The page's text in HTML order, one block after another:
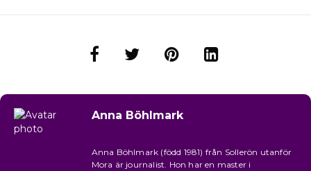
Anna Böhlmark
Anna Böhlmark (född 1981) från Sollerön utanför
Mora är journalist. Hon har en master i